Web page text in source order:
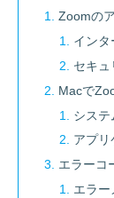
Zoomの
インタ
セキュ
Macで
システ
アプ
エラーコ
エラ